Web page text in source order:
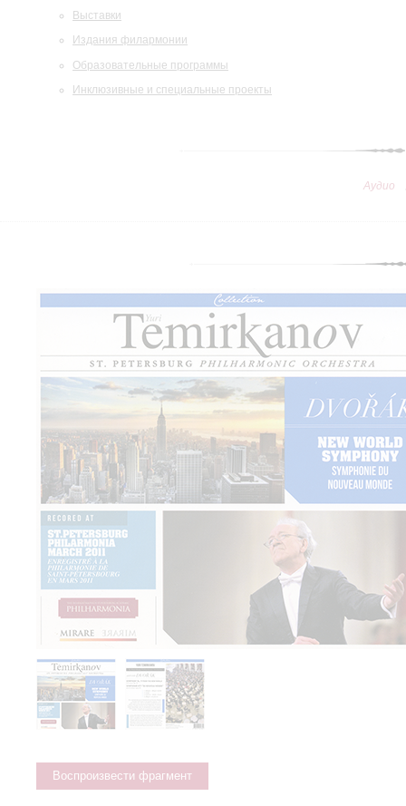
Выставки
Издания филармонии
Образовательные программы
Инклюзивные и специальные проекты
Аудио
Воспроизвести фрагмент